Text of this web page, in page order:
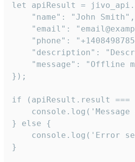
let apiResult =
    "name": "John Smith",
"email":
"phone":
"description":
"message": "Offline
});
if (apiResult.result
console.log('Message
} else {
console.log('Error
}